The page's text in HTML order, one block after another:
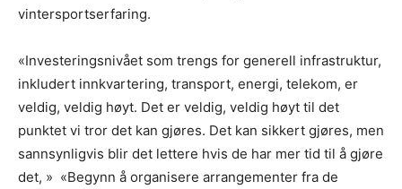
vintersportserfaring.
«Investeringsnivået som trengs for generell infrastruktur,
inkludert innkvartering, transport, energi, telekom, er
veldig, veldig høyt. Det er veldig, veldig høyt til det
punktet vi tror det kan gjøres. Det kan sikkert gjøres, men
sannsynligvis blir det lettere hvis de har mer tid til å gjøre
det, » «Begynn å organisere arrangementer fra de